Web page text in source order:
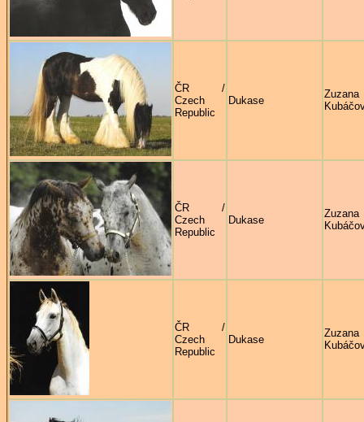
ČR /
Czech
Republic
Dukase
Zuzana
ČR /
Czech
Republic
Dukase
Zuzana
ČR /
Czech
Republic
Dukase
Zuzana